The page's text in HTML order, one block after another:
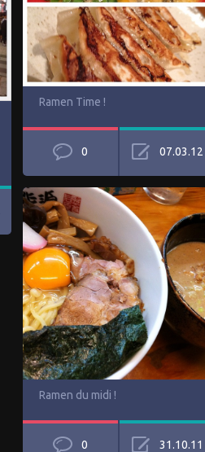
Ramen Time !
0 07.03.12
Ramen du midi !
0 31.10.11